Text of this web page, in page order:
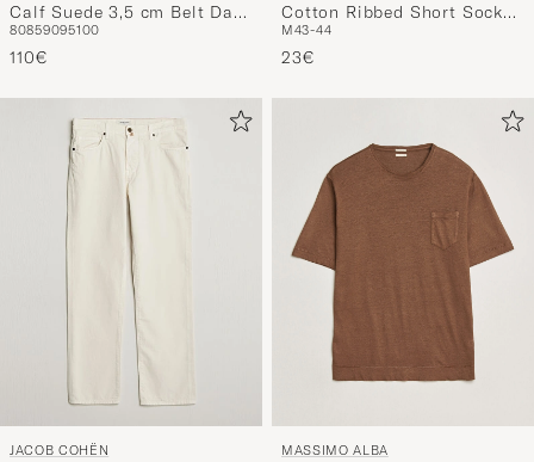
Calf Suede 3,5 cm Belt Dark
Brown
80859095100
110€
Cotton Ribbed Short Socks
Burgundy
M43-44
23€
JACOB COHËN MASSIMO ALBA